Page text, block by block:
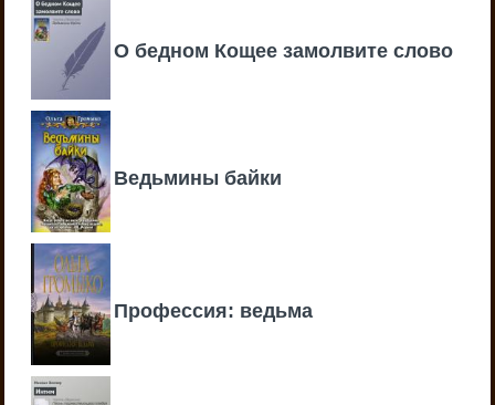
О бедном Кощее замолвите слово
Ведьмины байки
Профессия: ведьма